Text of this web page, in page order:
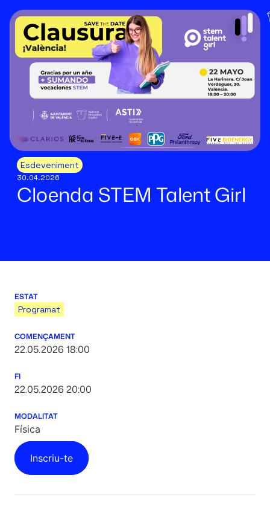
Esdeveniment
30.04.2026
Cloenda STEM Talent Girl
ESTAT
Programat
COMENÇAMENT
22.05.2026 18:00
FI
22.05.2026 20:00
MODALITAT
Física
Inscriu-te